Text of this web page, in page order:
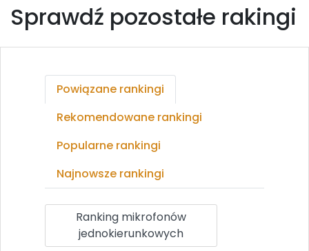
Sprawdź pozostałe rakingi
Powiązane rankingi
Rekomendowane rankingi
Popularne rankingi
Najnowsze rankingi
Ranking mikrofonów
jednokierunkowych